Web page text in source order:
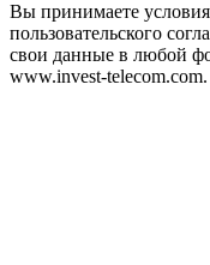
Вы принимаете
пользовательского
свои данные в любой
www.invest-telecom.com.